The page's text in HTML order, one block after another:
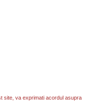
site, va exprimati acordul asupra